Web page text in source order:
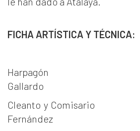
FICHA ARTÍSTICA Y TÉCNICA:
Harpagón
Gallardo
Cleanto y
Fernández